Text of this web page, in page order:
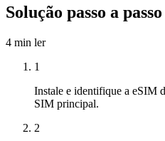
Solução passo a passo
4 min ler
1
Instale e identifique a eSIM
SIM principal.
2